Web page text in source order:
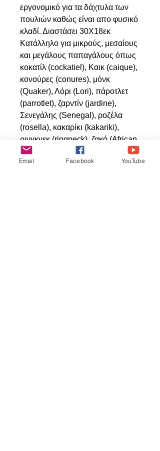
εργονομικό για τα δάχτυλα των
πουλιών καθώς είναι απο φυσικό
κλαδί. Διαστάσει 30Χ18εκ
Κατάλληλο για μικρούς, μεσαίους
και μεγάλους παπαγάλους όπως
κοκατίλ (cockatiel), Καικ (caique),
κονούρες (conures), μόνκ
(Quaker), Λόρι (Lori), πάροτλετ
(parrotlet), ζαρντίν (jardine),
Σενεγάλης (Senegal), ροζέλα
(rosella), κακαρίκι (kakariki),
ρινγκνεκ (ringneck), ζακό (African
grey, Αμαζονίου (Amazon),
εκλεκτούς (eclectus),
Email Facebook YouTube